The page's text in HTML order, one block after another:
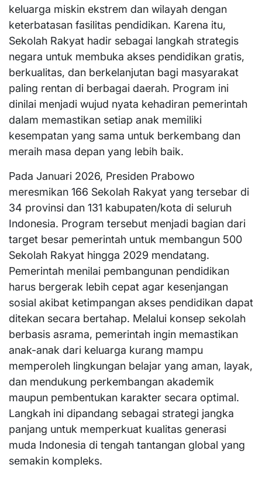
keluarga miskin ekstrem dan wilayah dengan
keterbatasan fasilitas pendidikan. Karena itu,
Sekolah Rakyat hadir sebagai langkah strategis
negara untuk membuka akses pendidikan gratis,
berkualitas, dan berkelanjutan bagi masyarakat
paling rentan di berbagai daerah. Program ini
dinilai menjadi wujud nyata kehadiran pemerintah
dalam memastikan setiap anak memiliki
kesempatan yang sama untuk berkembang dan
meraih masa depan yang lebih baik.
Pada Januari 2026, Presiden Prabowo
meresmikan 166 Sekolah Rakyat yang tersebar di
34 provinsi dan 131 kabupaten/kota di seluruh
Indonesia. Program tersebut menjadi bagian dari
target besar pemerintah untuk membangun 500
Sekolah Rakyat hingga 2029 mendatang.
Pemerintah menilai pembangunan pendidikan
harus bergerak lebih cepat agar kesenjangan
sosial akibat ketimpangan akses pendidikan dapat
ditekan secara bertahap. Melalui konsep sekolah
berbasis asrama, pemerintah ingin memastikan
anak-anak dari keluarga kurang mampu
memperoleh lingkungan belajar yang aman, layak,
dan mendukung perkembangan akademik
maupun pembentukan karakter secara optimal.
Langkah ini dipandang sebagai strategi jangka
panjang untuk memperkuat kualitas generasi
muda Indonesia di tengah tantangan global yang
semakin kompleks.